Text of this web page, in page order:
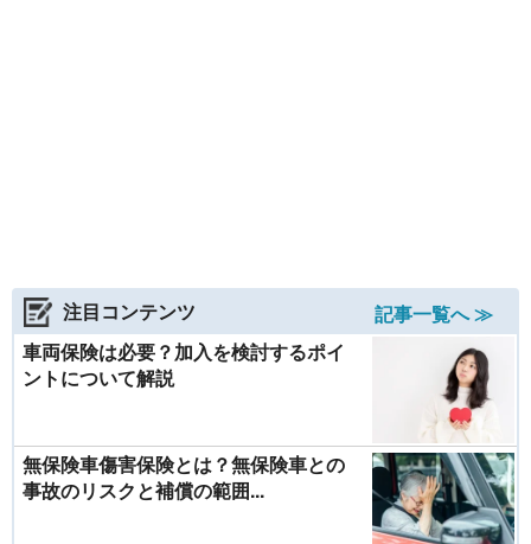
注目コンテンツ
記事一覧へ ≫
車両保険は必要？加入を検討するポイ
ントについて解説
無保険車傷害保険とは？無保険車との
事故のリスクと補償の範囲...